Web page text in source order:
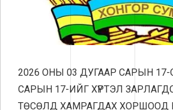
2026 ОНЫ 03 ДУГААР САРЫН 17-
САРЫН 17-ИЙГ ХҮРТЭЛ
ТӨСӨЛД ХАМРАГДАХ ХОРШООД